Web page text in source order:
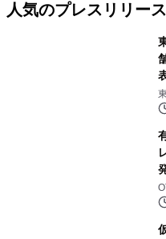
人気のプレスリリース